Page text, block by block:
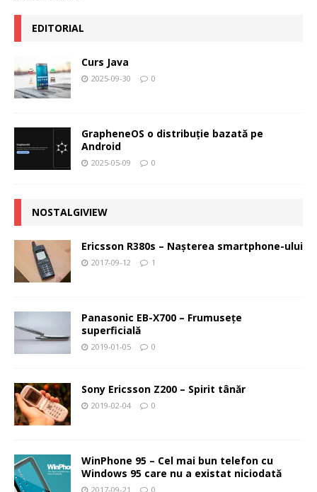
EDITORIAL
Curs Java
2025-09-30 0
GrapheneOS o distribuție bazată pe
Android
2025-05-09 0
NOSTALGIVIEW
Ericsson R380s – Naşterea smartphone-ului
2017-09-12 1
Panasonic EB-X700 – Frumuseţe
superficială
2019-01-05 0
Sony Ericsson Z200 – Spirit tânăr
2019-02-04 0
WinPhone 95 – Cel mai bun telefon cu
Windows 95 care nu a existat niciodată
2017-09-21 0